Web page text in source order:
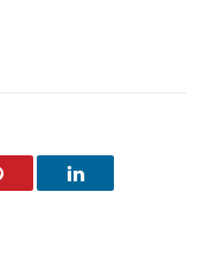
Pinterest LinkedIn